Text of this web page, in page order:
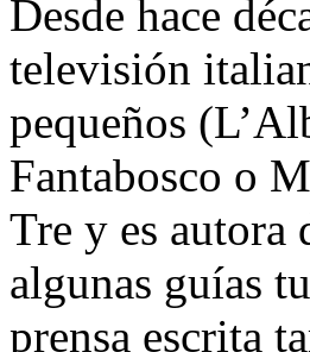
Desde hace
televisión
pequeños
Fantabosco o
Tre y es autora
algunas guías
prensa escrita